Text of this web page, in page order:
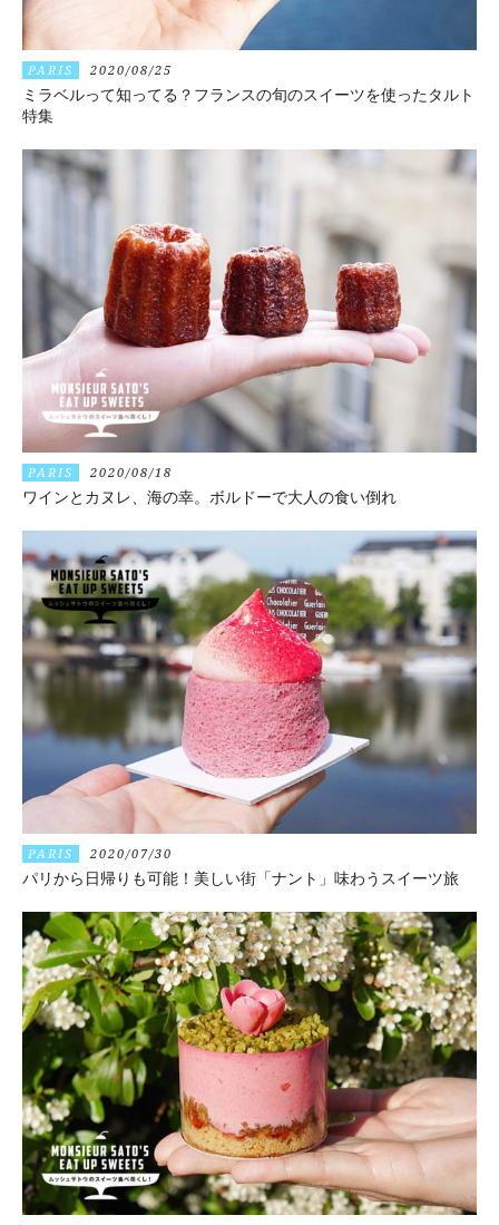
PARIS 2020/08/25
ミラベルって知ってる？フランスの旬のスイーツを使ったタルト
特集
PARIS 2020/08/18
ワインとカヌレ、海の幸。ボルドーで大人の食い倒れ
PARIS 2020/07/30
パリから日帰りも可能！美しい街「ナント」味わうスイーツ旅